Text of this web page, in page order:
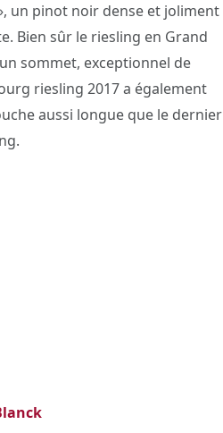
un pinot noir dense et joliment
Bien sûr le riesling en Grand
sommet, exceptionnel de
riesling 2017 a également
aussi longue que le dernier